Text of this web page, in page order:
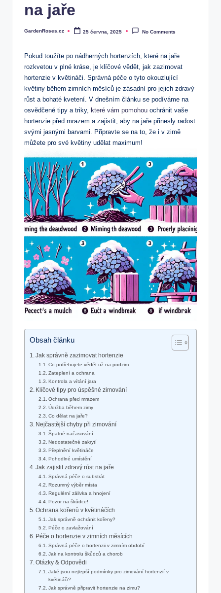
na jaře
Posted
GardenRoses.cz 25 června, 2025 No Comments
Pokud toužíte ⁣po nádherných hortenzích,‌ které na jaře ​
rozkvetou ⁢v plné⁢ kráse, je ⁤klíčové⁤ vědět,‌ jak⁢ zazimovat
hortenzie v květináči. Správná péče o ⁢tyto okouzlující
květiny během‌ zimních⁣ měsíců ⁤je zásadní pro jejich zdravý
‍růst a bohaté kvetení.‍ V dnešním článku⁣ se podíváme na
osvědčené ‌tipy a triky, které vám pomohou ochránit vaše
hortenzie před mrazem a zajistit, aby na ⁢jaře přinesly radost‍
svými ​jasnými barvami. Připravte se na to, že i v zimě
můžete pro ‌své květiny udělat‌ maximum!
Obsah článku
Jak správně zazimovat hortenzie
Co potřebujete vědět už na podzim
Zateplení a⁤ ochrana
Kontrola ‍a vítání ⁣jara
Klíčové tipy pro úspěšné zimování
Ochrana ​před mrazem
Údržba během zimy
Co‌ dělat na jaře?
Nejčastější⁤ chyby při zimování
Špatné⁢ načasování
Nedostatečné zakrytí
Přeplnění ⁤květináče
Pohodlné umístění
Jak zajistit⁢ zdravý růst na ⁢jaře
Správná péče o substrát
Rozumný​ výběr místa
Regulérní ⁤zálivka‌ a⁤ hnojení
Pozor na⁢ škůdce!
Ochrana kořenů ⁤v květináčích
Jak správně ochránit kořeny?
Péče o zavlažování
Péče o hortenzie v zimních měsících
Správná ⁢péče ⁢o⁢ hortenzii v ‍zimním období
Jak na kontrolu škůdců ​a chorob
Otázky & Odpovědi
Jaké jsou nejlepší ‍podmínky pro ⁣zimování hortenzií v‍
květináči?
Jak správně připravit hortenzie na⁤ zimu?